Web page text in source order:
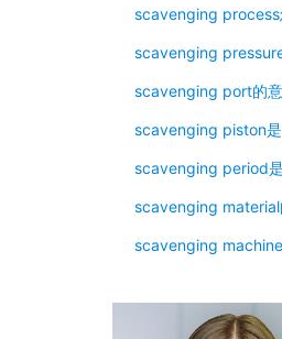
scavenging process
scavenging
scavenging port的
scavenging piston
scavenging period
scavenging material
scavenging